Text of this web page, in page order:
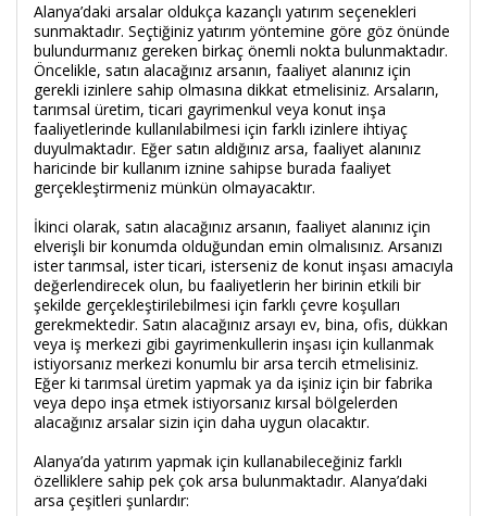
Alanya’daki arsalar oldukça kazançlı yatırım seçenekleri
sunmaktadır. Seçtiğiniz yatırım yöntemine göre göz önünde
bulundurmanız gereken birkaç önemli nokta bulunmaktadır.
Öncelikle, satın alacağınız arsanın, faaliyet alanınız için
gerekli izinlere sahip olmasına dikkat etmelisiniz. Arsaların,
tarımsal üretim, ticari gayrimenkul veya konut inşa
faaliyetlerinde kullanılabilmesi için farklı izinlere ihtiyaç
duyulmaktadır. Eğer satın aldığınız arsa, faaliyet alanınız
haricinde bir kullanım iznine sahipse burada faaliyet
gerçekleştirmeniz münkün olmayacaktır.
İkinci olarak, satın alacağınız arsanın, faaliyet alanınız için
elverişli bir konumda olduğundan emin olmalısınız. Arsanızı
ister tarımsal, ister ticari, isterseniz de konut inşası amacıyla
değerlendirecek olun, bu faaliyetlerin her birinin etkili bir
şekilde gerçekleştirilebilmesi için farklı çevre koşulları
gerekmektedir. Satın alacağınız arsayı ev, bina, ofis, dükkan
veya iş merkezi gibi gayrimenkullerin inşası için kullanmak
istiyorsanız merkezi konumlu bir arsa tercih etmelisiniz.
Eğer ki tarımsal üretim yapmak ya da işiniz için bir fabrika
veya depo inşa etmek istiyorsanız kırsal bölgelerden
alacağınız arsalar sizin için daha uygun olacaktır.
Alanya’da yatırım yapmak için kullanabileceğiniz farklı
özelliklere sahip pek çok arsa bulunmaktadır. Alanya’daki
arsa çeşitleri şunlardır: